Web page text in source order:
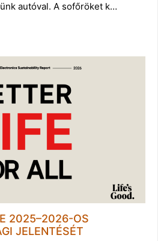
autóval. A sofőröket k…
2025–2026-OS
JELENTÉSÉT